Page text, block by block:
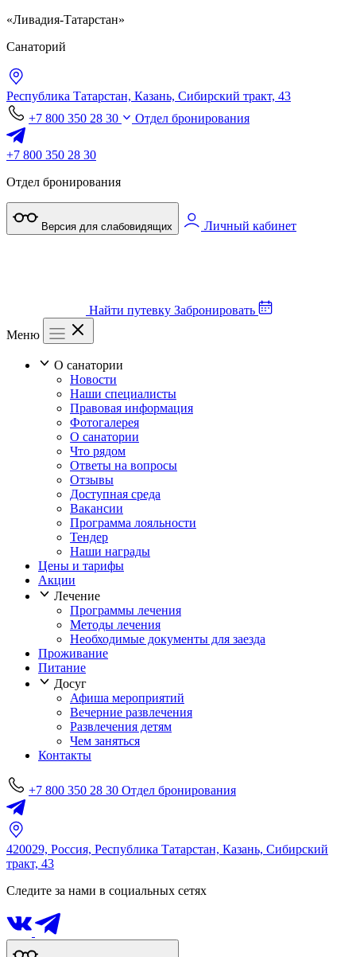
«Ливадия-Татарстан»
Санаторий
Республика Татарстан, Казань, Сибирский тракт, 43
+7 800 350 28 30
Отдел бронирования
+7 800 350 28 30
Отдел бронирования
Версия для слабовидящих Личный кабинет
Найти путевку Забронировать
Меню
О санатории
Новости
Наши специалисты
Правовая информация
Фотогалерея
О санатории
Что рядом
Ответы на вопросы
Отзывы
Доступная среда
Вакансии
Программа лояльности
Тендер
Наши награды
Цены и тарифы
Акции
Лечение
Программы лечения
Методы лечения
Необходимые документы для заезда
Проживание
Питание
Досуг
Афиша мероприятий
Вечерние развлечения
Развлечения детям
Чем заняться
Контакты
+7 800 350 28 30 Отдел бронирования
420029, Россия, Республика Татарстан, Казань, Сибирский
тракт, 43
Следите за нами в социальных сетях